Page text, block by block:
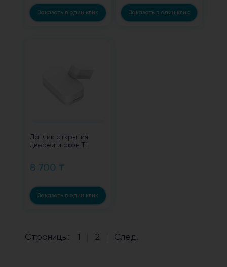
Заказать в один клик Заказать в один клик
Датчик открытия
дверей и окон Т1
8 700 ₸
Заказать в один клик
Страницы: 1 2 След.